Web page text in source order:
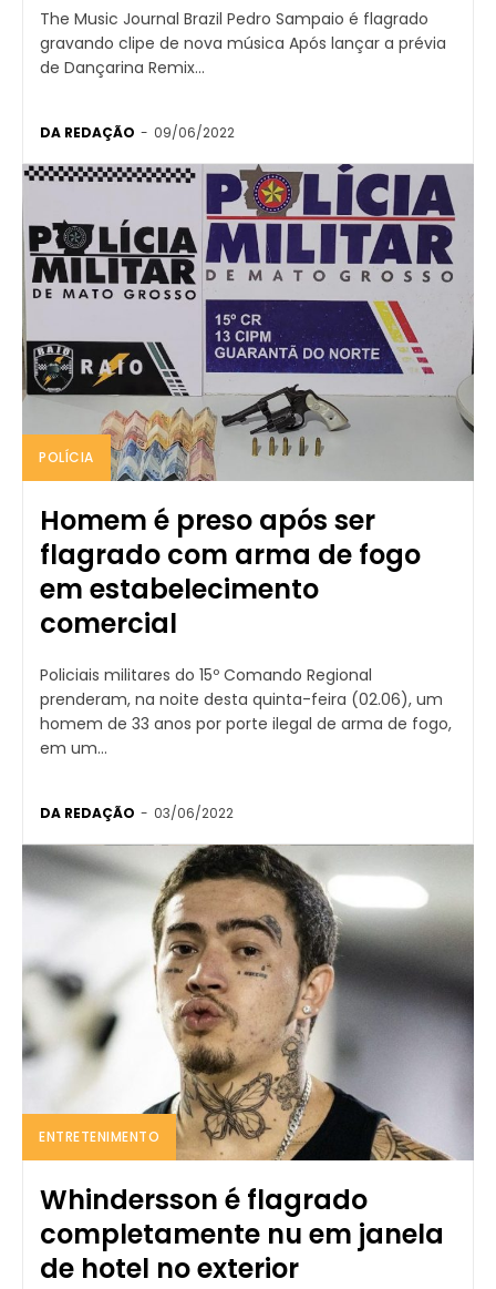
The Music Journal Brazil Pedro Sampaio é flagrado
gravando clipe de nova música Após lançar a prévia
de Dançarina Remix...
DA REDAÇÃO - 09/06/2022
POLÍCIA
Homem é preso após ser
flagrado com arma de fogo
em estabelecimento
comercial
Policiais militares do 15º Comando Regional
prenderam, na noite desta quinta-feira (02.06), um
homem de 33 anos por porte ilegal de arma de fogo,
em um...
DA REDAÇÃO - 03/06/2022
ENTRETENIMENTO
Whindersson é flagrado
completamente nu em janela
de hotel no exterior